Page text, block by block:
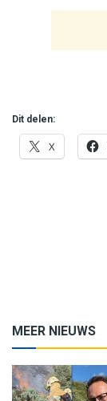
Dit delen:
X
MEER NIEUWS